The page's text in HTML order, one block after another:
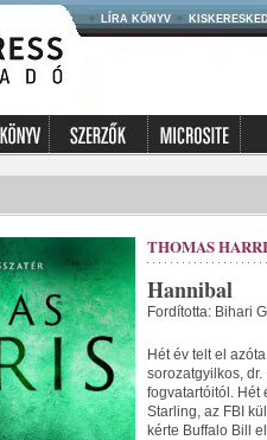
LÍRA KÖNYV
THOMAS
Hannibal
Fordította: Bihari
Hét év telt el
sorozatgyilkos,
fogvatartóitól. Hét
Starling, az FBI
kérte Buffalo Bill